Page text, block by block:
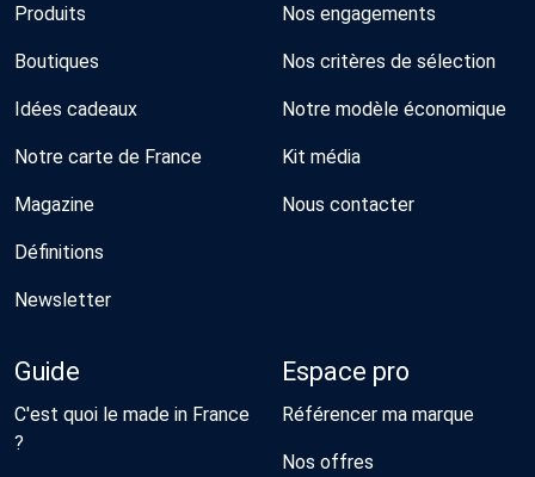
Produits
Boutiques
Idées cadeaux
Notre carte de France
Magazine
Définitions
Newsletter
Nos engagements
Nos critères de sélection
Notre modèle économique
Kit média
Nous contacter
Guide
C'est quoi le made in France
?
Espace pro
Référencer ma marque
Nos offres